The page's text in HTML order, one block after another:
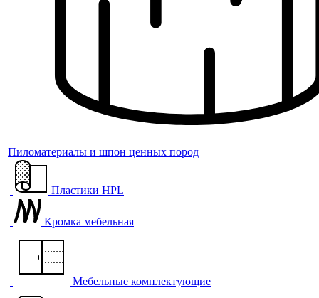
Пиломатериалы и шпон ценных пород
Пластики HPL
Кромка мебельная
Мебельные комплектующие